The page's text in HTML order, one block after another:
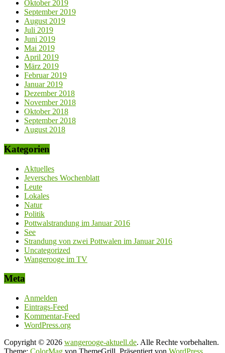
Oktober 2019
September 2019
August 2019
Juli 2019
Juni 2019
Mai 2019
April 2019
März 2019
Februar 2019
Januar 2019
Dezember 2018
November 2018
Oktober 2018
September 2018
August 2018
Kategorien
Aktuelles
Jeversches Wochenblatt
Leute
Lokales
Natur
Politik
Pottwalstrandung im Januar 2016
See
Strandung von zwei Pottwalen im Januar 2016
Uncategorized
Wangerooge im TV
Meta
Anmelden
Eintrags-Feed
Kommentar-Feed
WordPress.org
Copyright © 2026 wangerooge-aktuell.de. Alle Rechte vorbehalten.
Theme: ColorMag von ThemeGrill. Präsentiert von WordPress